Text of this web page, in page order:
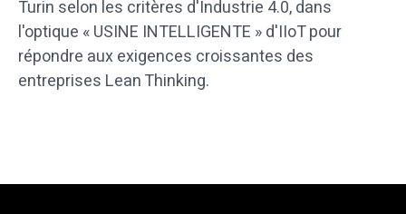
Turin selon les critères d'Industrie 4.0, dans
l'optique « USINE INTELLIGENTE » d'IIoT pour
répondre aux exigences croissantes des
entreprises Lean Thinking.